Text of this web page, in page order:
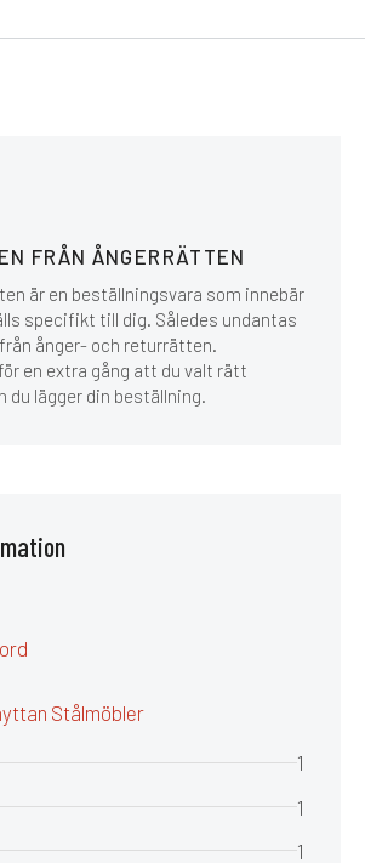
FRÅN ÅNGERRÄTTEN
är en beställningsvara som innebär
specifikt till dig. Således undantas
ånger- och returrätten.
en extra gång att du valt rätt
du lägger din beställning.
Stålmöbler
1
1
1